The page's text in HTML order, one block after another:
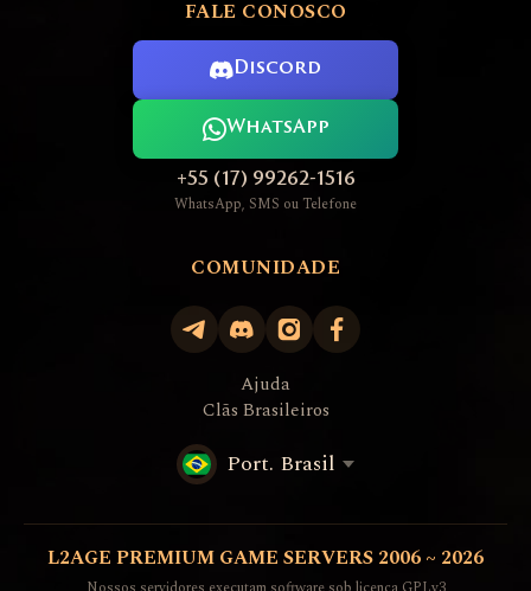
FALE CONOSCO
Discord
WhatsApp
+55 (17) 99262-1516
WhatsApp, SMS ou Telefone
COMUNIDADE
Ajuda
Clãs Brasileiros
Port. Brasil
L2AGE PREMIUM GAME SERVERS 2006 ~ 2026